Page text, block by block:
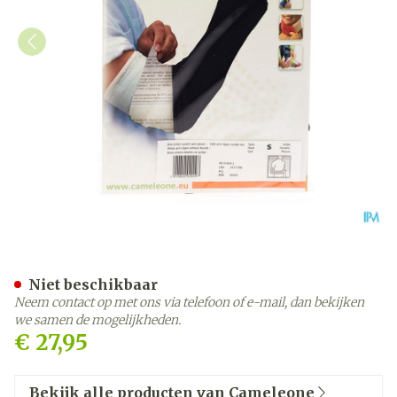
€ 27,95
Niet beschikbaar
Neem contact op met ons via telefoon of e-mail, dan bekijken
we samen de mogelijkheden.
Bekijk alle producten van Cameleone